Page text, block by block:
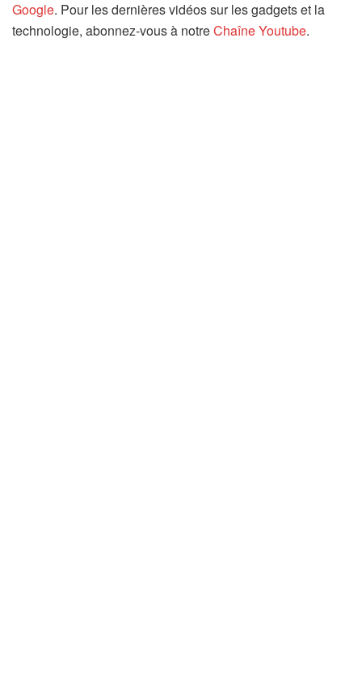
Google. Pour les dernières vidéos sur les gadgets et la
technologie, abonnez-vous à notreChaîne Youtube.